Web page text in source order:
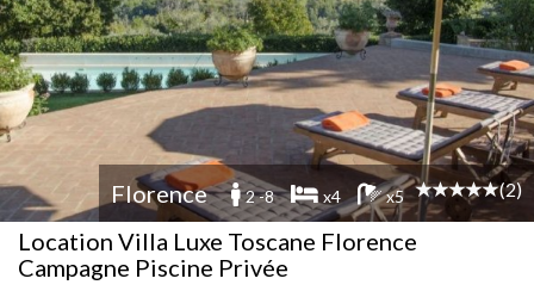
Florence 2 -8 x4 x5 (2)
Location Villa Luxe Toscane Florence
Campagne Piscine Privée